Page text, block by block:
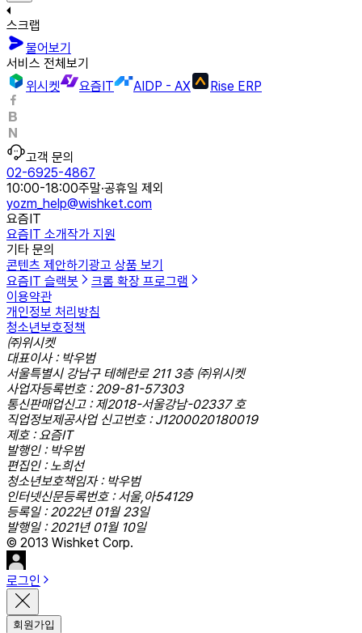
스크랩
물어보기
서비스 전체보기
위시켓
요즘IT AIDP - AX Rise ERP
고객 문의
02-6925-4867
10:00-18:00주말·공휴일 제외
yozm_help@wishket.com
요즘IT
요즘IT 소개작가 지원
기타 문의
콘텐츠 제안하기 광고 상품 보기
요즘IT 슬랙봇
크롬 확장 프로그램
이용약관
개인정보 처리방침
청소년보호정책
㈜위시켓
대표이사 : 박우범
서울특별시 강남구 테헤란로 211 3층 ㈜위시켓
사업자등록번호 : 209-81-57303
통신판매업신고 : 제2018-서울강남-02337 호
직업정보제공사업 신고번호 : J1200020180019
제호 : 요즘IT
발행인 : 박우범
편집인 : 노희선
청소년보호책임자 : 박우범
인터넷신문등록번호 : 서울,아54129
등록일 : 2022년 01월 23일
발행일 : 2021년 01월 10일
© 2013 Wishket Corp.
로그인
회원가입